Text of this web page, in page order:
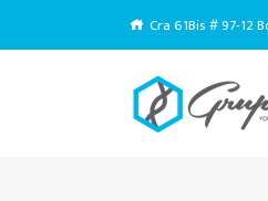
Cra 61Bis # 97-12